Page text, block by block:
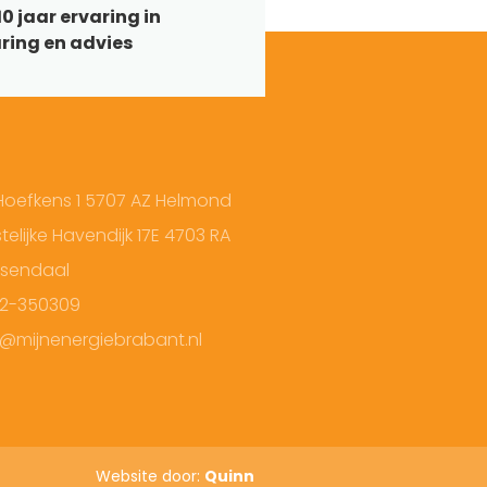
jaar ervaring in
en advies
1 5707 AZ Helmond
Havendijk 17E 4703 RA
350309
Website door: Quinn